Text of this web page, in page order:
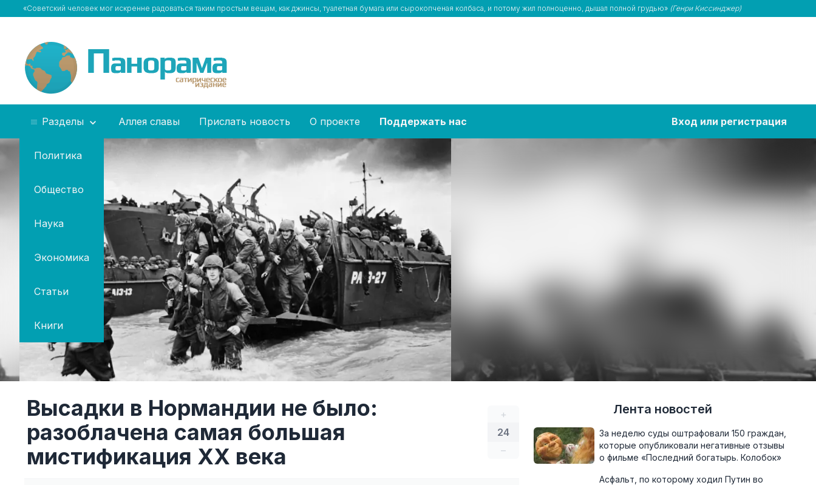
«Советский человек мог искренне радоваться таким простым вещам, как джинсы, туалетная бумага или сырокопченая колбаса, и потому жил полноценно, дышал полной грудью» (Генри Киссинджер)
Разделы
Политика
Общество
Наука
Экономика
Статьи
Книги
Аллея славы Прислать новость О проекте Поддержать нас Вход или регистрация
+
24
–
Высадки в Нормандии не было:
разоблачена самая большая
мистификация XX века
Лента новостей
За неделю суды оштрафовали 150 граждан,
которые опубликовали негативные отзывы
о фильме «Последний богатырь. Колобок»
Асфальт, по которому ходил Путин во